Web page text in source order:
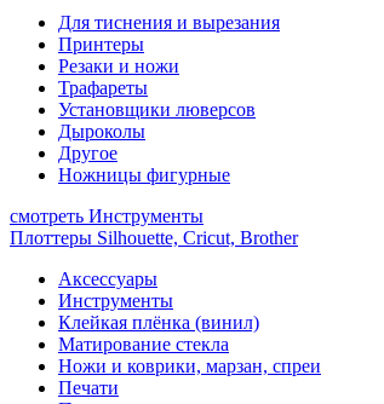
Для тиснения и вырезания
Принтеры
Резаки и ножи
Трафареты
Установщики люверсов
Дыроколы
Другое
Ножницы фигурные
смотреть Инструменты
Плоттеры Silhouette, Cricut, Brother
Аксессуары
Инструменты
Клейкая плёнка (винил)
Матирование стекла
Ножи и коврики, марзан, спреи
Печати